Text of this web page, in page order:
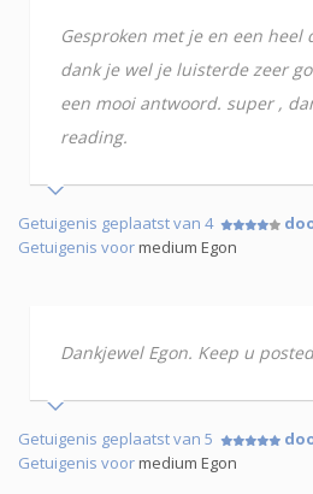
Gesproken met je en een heel
dank je wel je luisterde zeer
een mooi antwoord. super ,
reading.
Getuigenis geplaatst van 4
Getuigenis voormedium Egon
Dankjewel Egon. Keep u posted
Getuigenis geplaatst van 5
Getuigenis voormedium Egon